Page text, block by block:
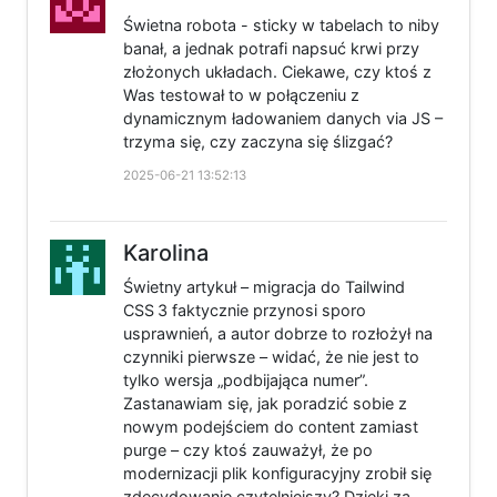
Świetna robota - sticky w tabelach to niby
banał, a jednak potrafi napsuć krwi przy
złożonych układach. Ciekawe, czy ktoś z
Was testował to w połączeniu z
dynamicznym ładowaniem danych via JS –
trzyma się, czy zaczyna się ślizgać?
2025-06-21 13:52:13
Karolina
Świetny artykuł – migracja do Tailwind
CSS 3 faktycznie przynosi sporo
usprawnień, a autor dobrze to rozłożył na
czynniki pierwsze – widać, że nie jest to
tylko wersja „podbijająca numer”.
Zastanawiam się, jak poradzić sobie z
nowym podejściem do content zamiast
purge – czy ktoś zauważył, że po
modernizacji plik konfiguracyjny zrobił się